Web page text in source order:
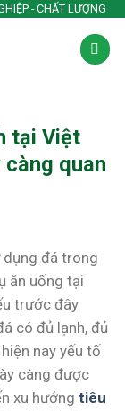
- CHẤT LƯỢNG
tại Việt
quan
dụng đá trong
ăn uống tại
trước đây
có đủ lạnh, đủ
nay yếu tố
càng được
xu hướng tiêu